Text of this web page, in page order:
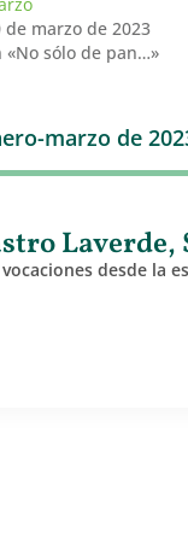
de marzo de 2023
«No sólo de pan…»
marzo de
Laverde,
desde la